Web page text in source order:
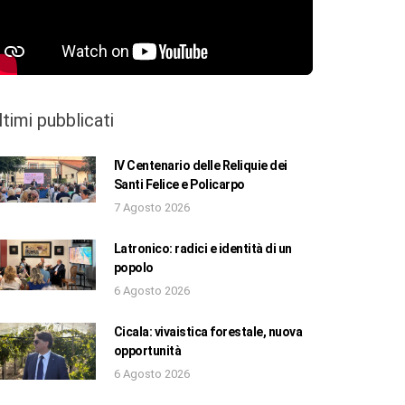
pubblicati
IV Centenario delle Reliquie dei
Santi Felice e Policarpo
7 Agosto 2026
Latronico: radici e identità di un
popolo
6 Agosto 2026
Cicala: vivaistica forestale, nuova
opportunità
6 Agosto 2026